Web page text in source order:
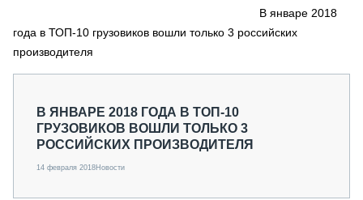
СПЕЦПРОЕКТЫ
МЕРОПРИЯТИЯ
СТАТЬИ ПО КАТЕГОРИЯМ ТЕХНИКИ
В январе 2018
года в ТОП-10 грузовиков вошли только 3 российских
производителя
В ЯНВАРЕ 2018 ГОДА В ТОП-10
ГРУЗОВИКОВ ВОШЛИ ТОЛЬКО 3
РОССИЙСКИХ ПРОИЗВОДИТЕЛЯ
14 февраля 2018Новости